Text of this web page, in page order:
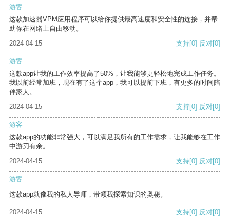
游客
这款加速器VPM应用程序可以给你提供最高速度和安全性的连接，并帮
助你在网络上自由移动。
2024-04-15
支持[0] 反对[0]
游客
这款app让我的工作效率提高了50%，让我能够更轻松地完成工作任务。
我以前经常加班，现在有了这个app，我可以提前下班，有更多的时间陪
伴家人。
2024-04-15
支持[0] 反对[0]
游客
这款app的功能非常强大，可以满足我所有的工作需求，让我能够在工作
中游刃有余。
2024-04-15
支持[0] 反对[0]
游客
这款app就像我的私人导师，带领我探索知识的奥秘。
2024-04-15 支持[0] 反对[0]